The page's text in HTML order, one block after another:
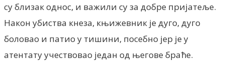
су близак однос, и важили су за добре пријатеље.
Након убиства кнеза, књижевник је дуго, дуго
боловао и патио у тишини, посебно јер је у
атентату учествовао један од његове браће.